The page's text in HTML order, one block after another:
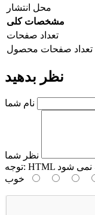
محل انتشار
مشخصات کلی
تعداد صفحات
تعداد صفحات محصول
نظر بدهید
نام شما
نظر شما
توجه:
خوب